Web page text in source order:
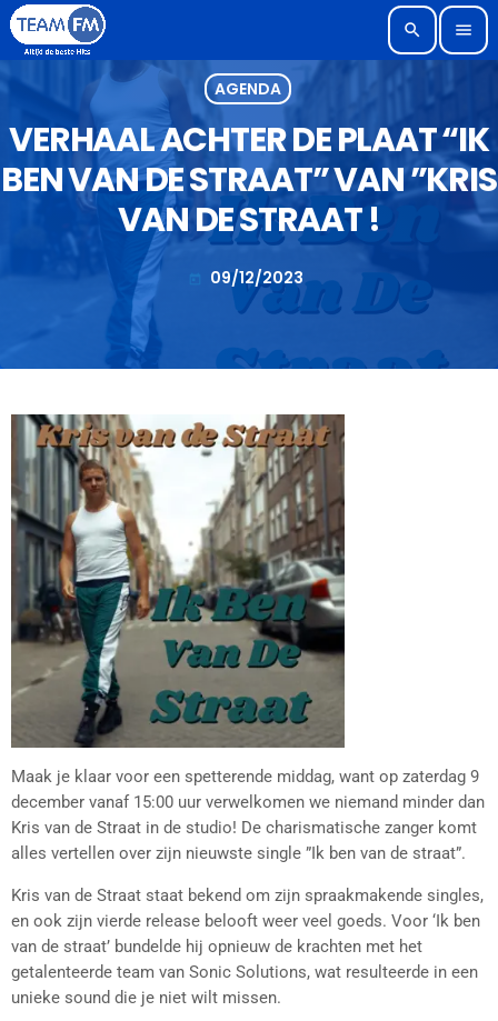
search menu
AGENDA
VERHAAL ACHTER DE PLAAT “IK
BEN VAN DE STRAAT” VAN ”KRIS
VAN DE STRAAT !
today 09/12/2023
Maak je klaar voor een spetterende middag, want op zaterdag 9
december vanaf 15:00 uur verwelkomen we niemand minder dan
Kris van de Straat in de studio! De charismatische zanger komt
alles vertellen over zijn nieuwste single ”Ik ben van de straat”.
Kris van de Straat staat bekend om zijn spraakmakende singles,
en ook zijn vierde release belooft weer veel goeds. Voor ‘Ik ben
van de straat’ bundelde hij opnieuw de krachten met het
getalenteerde team van Sonic Solutions, wat resulteerde in een
unieke sound die je niet wilt missen.